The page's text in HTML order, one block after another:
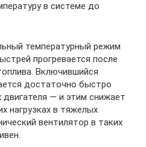
в системе до
температурный режим
прогревается после
Включившийся
достаточно быстро
— и этим снижает
нагрузках в тяжелых
вентилятор в таких